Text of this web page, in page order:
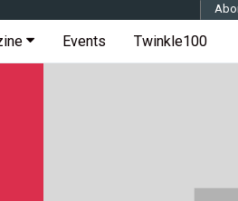
Events Twinkle100